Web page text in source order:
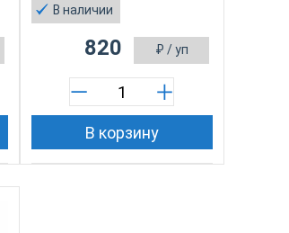
В наличии
₽ / уп
820
В корзину